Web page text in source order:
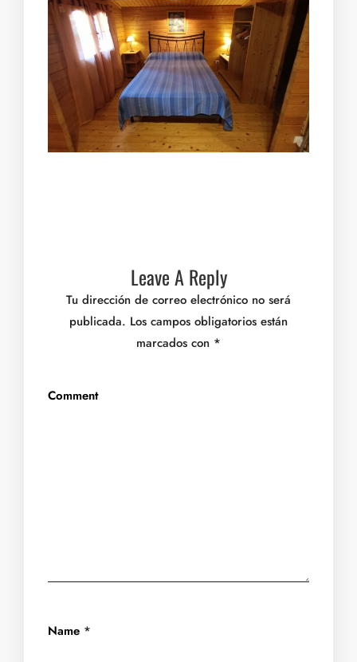
Leave A Reply
Tu dirección de correo electrónico no será
publicada. Los campos obligatorios están
marcados con *
Comment
Name *